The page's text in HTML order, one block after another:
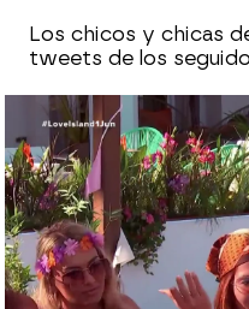
Los chicos y chicas
tweets de los
neox
Madrid